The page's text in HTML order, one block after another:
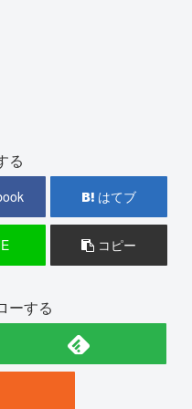
る
はてブ
コピー
ーする